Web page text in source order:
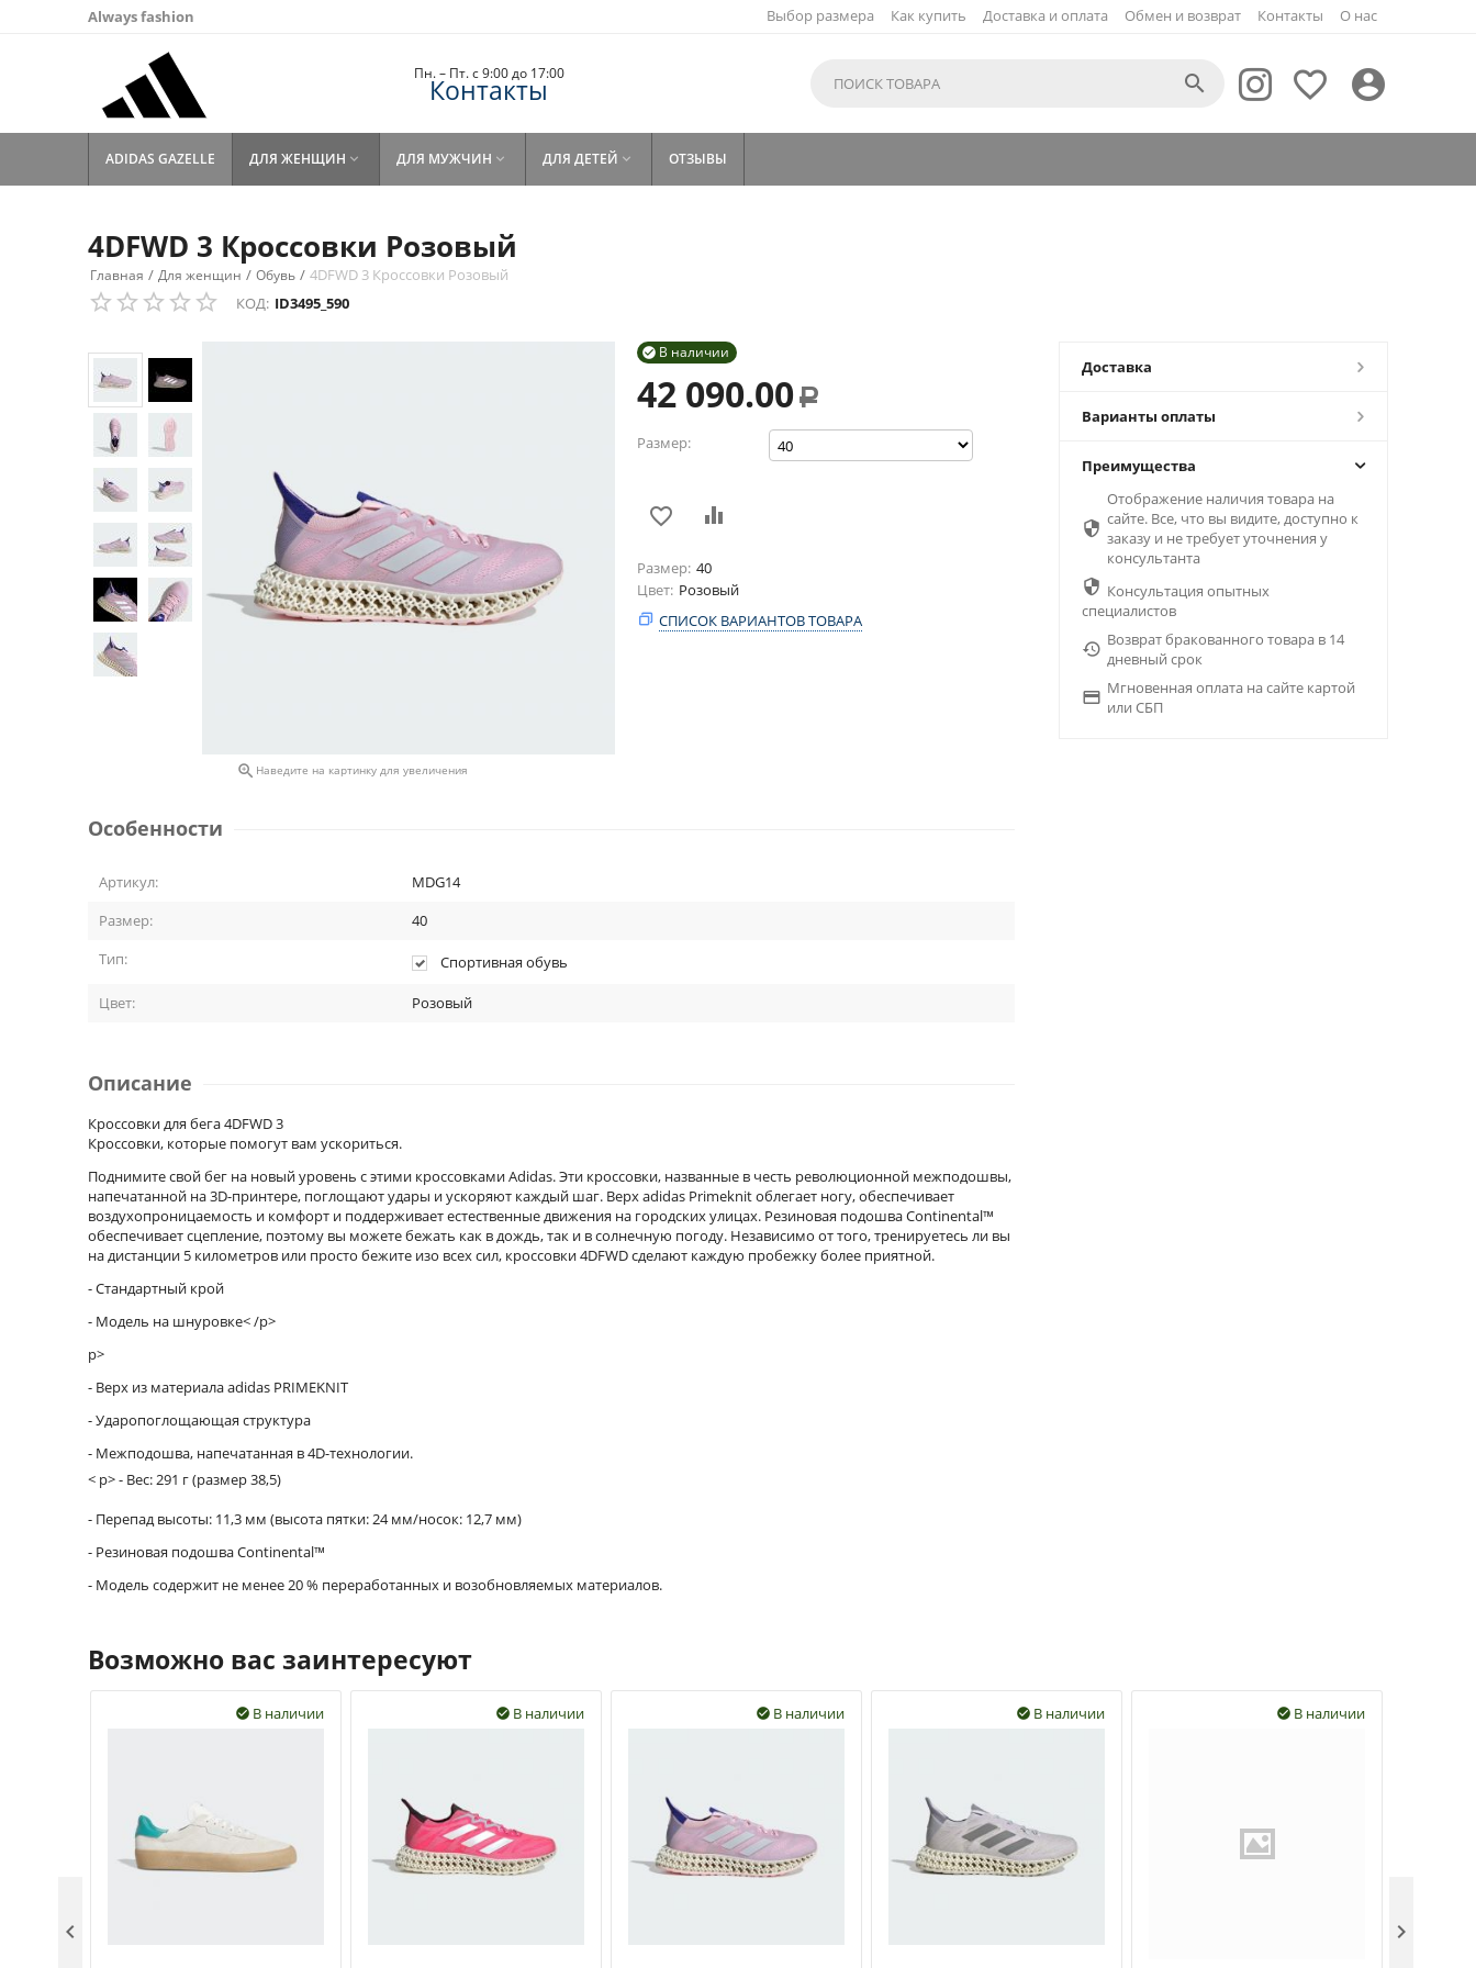
Always fashion Выбор размера Как купить Доставка и оплата Обмен и возврат Контакты О нас
Пн. – Пт. с 9:00 до 17:00
Контакты 


ADIDAS GAZELLE ДЛЯ ЖЕНЩИН  ДЛЯ МУЖЧИН  ДЛЯ ДЕТЕЙ  ОТЗЫВЫ
4DFWD 3 Кроссовки Розовый
Главная / Для женщин / Обувь / 4DFWD 3 Кроссовки Розовый
КОД: ID3495_590
 Наведите на картинку для увеличения
В наличии

42 090.00 Р
Размер:
Размер 40
Цвет Розовый
СПИСОК ВАРИАНТОВ ТОВАРА
Доставка
Варианты оплаты
Преимущества

Отображение наличия товара на
сайте. Все, что вы видите, доступно к
заказу и не требует уточнения у
консультанта
 Консультация опытных
специалистов
 Возврат бракованного товара в 14
дневный срок
 Мгновенная оплата на сайте картой
или СБП
Особенности
Артикул:
MDG14
Размер:
40
Тип:
Спортивная обувь
Цвет: Розовый
Описание
Кроссовки для бега 4DFWD 3
Кроссовки, которые помогут вам ускориться.
Поднимите свой бег на новый уровень с этими кроссовками Adidas. Эти кроссовки, названные в честь революционной межподошвы,
напечатанной на 3D-принтере, поглощают удары и ускоряют каждый шаг. Верх adidas Primeknit облегает ногу, обеспечивает
воздухопроницаемость и комфорт и поддерживает естественные движения на городских улицах. Резиновая подошва Continental™
обеспечивает сцепление, поэтому вы можете бежать как в дождь, так и в солнечную погоду. Независимо от того, тренируетесь ли вы
на дистанции 5 километров или просто бежите изо всех сил, кроссовки 4DFWD сделают каждую пробежку более приятной.
- Стандартный крой
- Модель на шнуровке< /p>
p>
- Верх из материала adidas PRIMEKNIT
- Ударопоглощающая структура
- Межподошва, напечатанная в 4D-технологии.
< p> - Вес: 291 г (размер 38,5)
- Перепад высоты: 11,3 мм (высота пятки: 24 мм/носок: 12,7 мм)
- Резиновая подошва Continental™
- Модель содержит не менее 20 % переработанных и возобновляемых материалов.
Возможно вас заинтересуют
В наличии
 В наличии
 В наличии
 В наличии
 В наличии

 